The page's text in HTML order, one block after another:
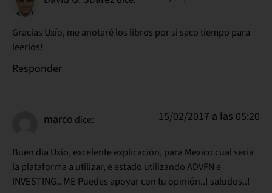
Gracias Uxío, me anotaré los libros por si saco tiempo para
leerlos!
Responder
marco dice: 15/02/2017 a las 05:20
Buen dia Uxío, excelente explicación, para Mexico cual seria
la plataforma a utilizar, e estado utilizando ADVFN e
INVESTING.. ME Puedes apoyar con tu opinión..! saludos..!